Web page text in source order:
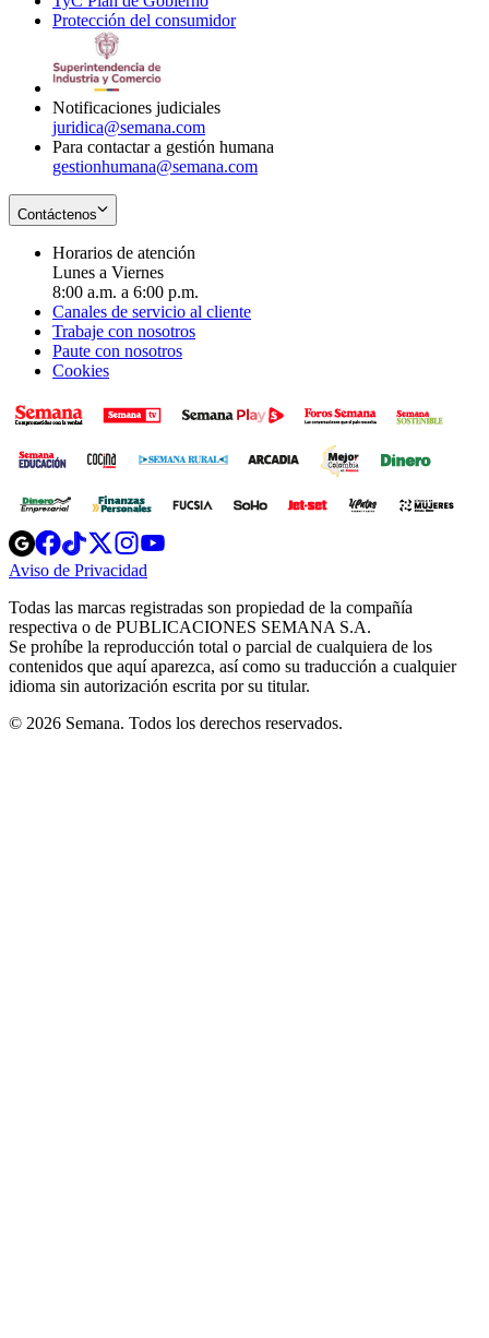
window
newin
Protección del consumidorOpens
Notificaciones judiciales
juridica@semana.com
Para contactar a gestión humana
gestionhumana@semana.com
Contáctenos
Horarios de atención
Lunes a Viernes
8:00 a.m. a 6:00 p.m.
Canales de servicio al cliente
Trabaje con nosotros
Paute con nosotros
Cookies
Opens
in
new
Opens
in
new
Opens
in
new
window
Opens
new
windowwindow
Aviso de Privacidad
new
window
Todas las marcas registradas son propiedad de la compañía
respectiva o de PUBLICACIONES SEMANA S.A.
Se prohíbe la reproducción total o parcial de cualquiera de los
contenidos que aquí aparezca, así como su traducción a cualquier
idioma sin autorización escrita por su titular.
© 2026 Semana. Todos los derechos reservados.